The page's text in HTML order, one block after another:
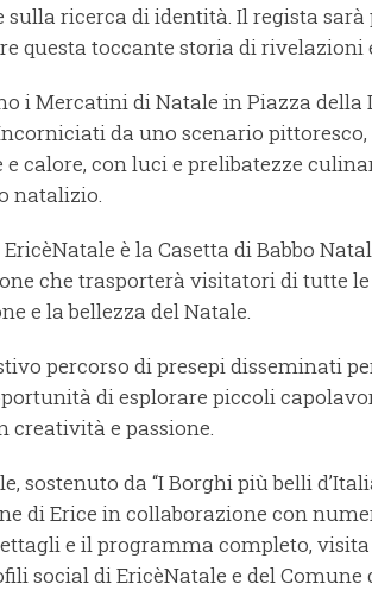
ricerca di identità. Il regista sarà
questa toccante storia di rivelazioni
i Mercatini di Natale in Piazza della
da uno scenario
calore, con luci e prelibatezze
natalizio.
è la Casetta di Babbo
che trasporterà visitatori di tutte
e la bellezza del Natale.
percorso di presepi disseminati
di esplorare piccoli
creatività e passione.
sostenuto da “I Borghi più belli
di Erice in collaborazione con
e il programma completo,
social di EricèNatale e del Comune